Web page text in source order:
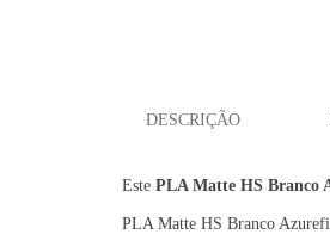
DESCRIÇÃO
Este PLA Matte HS Branco
PLA Matte HS Branco